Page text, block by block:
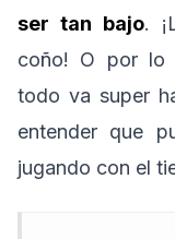
ser tan bajo.
coño! O por lo
todo va super
entender que
jugando con el